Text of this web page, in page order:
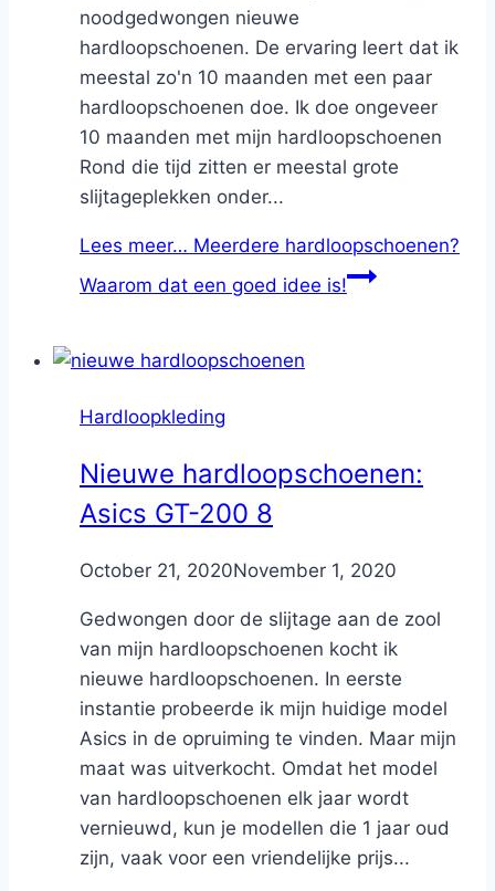
noodgedwongen nieuwe
hardloopschoenen. De ervaring leert dat ik
meestal zo'n 10 maanden met een paar
hardloopschoenen doe. Ik doe ongeveer
10 maanden met mijn hardloopschoenen
Rond die tijd zitten er meestal grote
slijtageplekken onder...
Lees meer… Meerdere hardloopschoenen?
Waarom dat een goed idee is!
Hardloopkleding
Nieuwe hardloopschoenen:
Asics GT-200 8
ByNicole
October 21, 2020November 1, 2020
Gedwongen door de slijtage aan de zool
van mijn hardloopschoenen kocht ik
nieuwe hardloopschoenen. In eerste
instantie probeerde ik mijn huidige model
Asics in de opruiming te vinden. Maar mijn
maat was uitverkocht. Omdat het model
van hardloopschoenen elk jaar wordt
vernieuwd, kun je modellen die 1 jaar oud
zijn, vaak voor een vriendelijke prijs...